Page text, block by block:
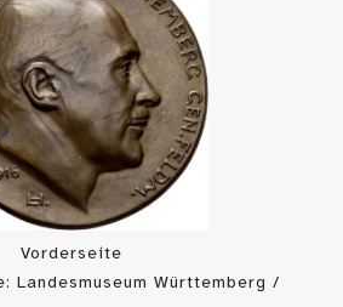
Vorderseite
Landesmuseum Württemberg /